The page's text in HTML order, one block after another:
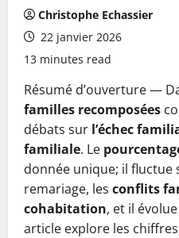
Christophe Echassier
22 janvier 2026
13 minutes read
Résumé d’ouverture —
familles recomposées
débats sur l’échec
familiale. Le
donnée unique; il fluctue
remariage, les conflits
cohabitation, et il
article explore les